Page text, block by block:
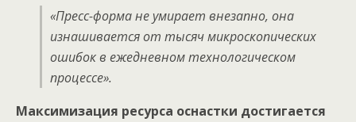
«Пресс-форма не умирает внезапно, она
изнашивается от тысяч микроскопических
ошибок в ежедневном технологическом
процессе».
Максимизация ресурса оснастки достигается